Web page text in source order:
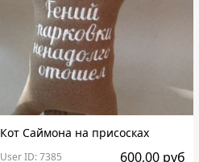
Кот Саймона на присосках
User ID: 7385 600,00 руб